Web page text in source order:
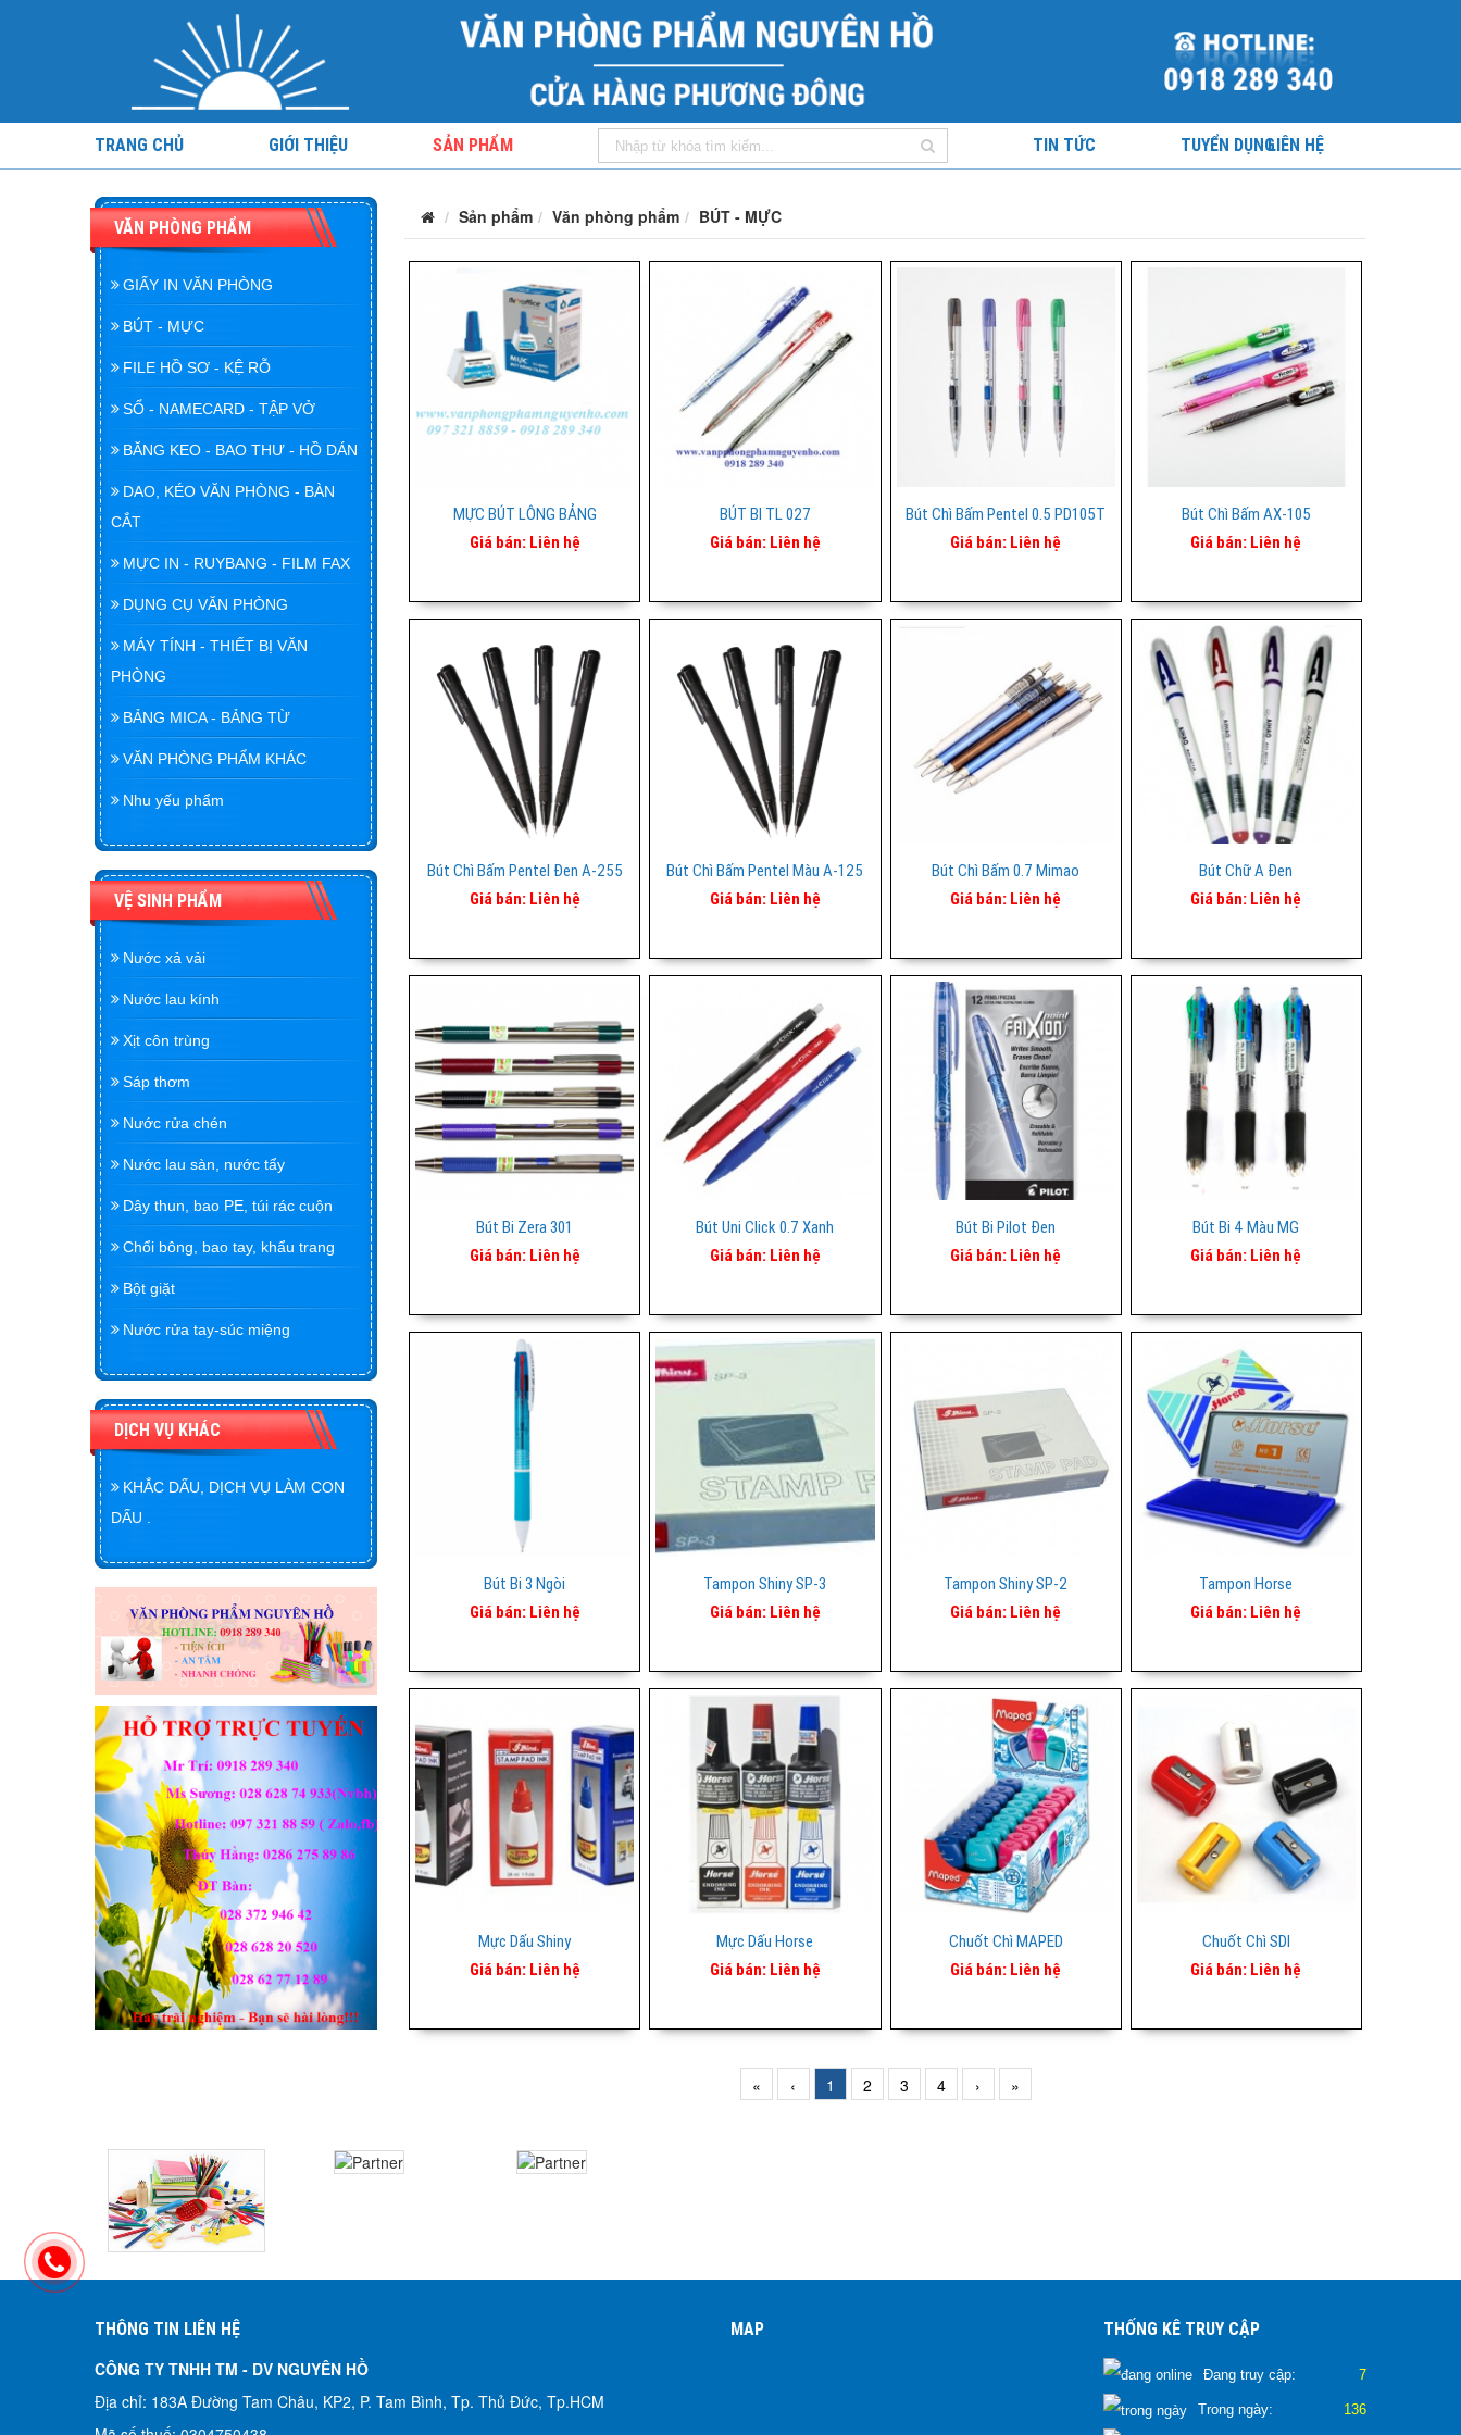
TRANG CHỦ GIỚI THIỆU SẢN PHẨM TIN TỨC TUYỂN DỤNGLIÊN HỆ
VĂN PHÒNG PHẨM
GIẤY IN VĂN PHÒNG
BÚT - MỰC
FILE HỒ SƠ - KỆ RỖ
SỔ - NAMECARD - TẬP VỞ
BĂNG KEO - BAO THƯ - HỒ DÁN
DAO, KÉO VĂN PHÒNG - BÀN
CẮT
MỰC IN - RUYBANG - FILM FAX
DỤNG CỤ VĂN PHÒNG
MÁY TÍNH - THIẾT BỊ VĂN
PHÒNG
BẢNG MICA - BẢNG TỪ
VĂN PHÒNG PHẨM KHÁC
Nhu yếu phẩm
VỆ SINH PHẨM
Nước xả vải
Nước lau kính
Xịt côn trùng
Sáp thơm
Nước rửa chén
Nước lau sàn, nước tẩy
Dây thun, bao PE, túi rác cuộn
Chổi bông, bao tay, khẩu trang
Bột giặt
Nước rửa tay-súc miệng
DỊCH VỤ KHÁC
KHẮC DẤU, DỊCH VỤ LÀM CON
DẤU .
Sản phẩm Văn phòng phẩm BÚT - MỰC
MỰC BÚT LÔNG BẢNG
Giá bán: Liên hệ
BÚT BI TL 027
Giá bán: Liên hệ
Bút Chì Bấm Pentel 0.5 PD105T
Giá bán: Liên hệ
Bút Chì Bấm AX-105
Giá bán: Liên hệ
Bút Chì Bấm Pentel Đen A-255
Giá bán: Liên hệ
Bút Chì Bấm Pentel Màu A-125
Giá bán: Liên hệ
Bút Chì Bấm 0.7 Mimao
Giá bán: Liên hệ
Bút Chữ A Đen
Giá bán: Liên hệ
Bút Bi Zera 301
Giá bán: Liên hệ
Bút Uni Click 0.7 Xanh
Giá bán: Liên hệ
Bút Bi Pilot Đen
Giá bán: Liên hệ
Bút Bi 4 Màu MG
Giá bán: Liên hệ
Bút Bi 3 Ngòi
Giá bán: Liên hệ
Tampon Shiny SP-3
Giá bán: Liên hệ
Tampon Shiny SP-2
Giá bán: Liên hệ
Tampon Horse
Giá bán: Liên hệ
Mực Dấu Shiny
Giá bán: Liên hệ
Mực Dấu Horse
Giá bán: Liên hệ
Chuốt Chì MAPED
Giá bán: Liên hệ
Chuốt Chì SDI
Giá bán: Liên hệ
« ‹ 1 2 3 4 › »
THÔNG TIN LIÊN HỆ
CÔNG TY TNHH TM - DV NGUYÊN HỒ​
Địa chỉ: 183A Đường Tam Châu, KP2, P. Tam Bình, Tp. Thủ Đức, Tp.HCM
MAP THỐNG KÊ TRUY CẬP
Đang truy cập: 7
Trong ngày: 136